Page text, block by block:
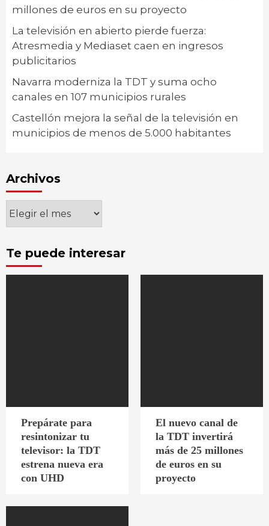
millones de euros en su proyecto
La televisión en abierto pierde fuerza:
Atresmedia y Mediaset caen en ingresos
publicitarios
Navarra moderniza la TDT y suma ocho
canales en 107 municipios rurales
Castellón mejora la señal de la televisión en
municipios de menos de 5.000 habitantes
Archivos
Archivos
Te puede interesar
Prepárate para
resintonizar tu
televisor: la TDT
estrena nueva era
con UHD
El nuevo canal de
la TDT invertirá
más de 25 millones
de euros en su
proyecto